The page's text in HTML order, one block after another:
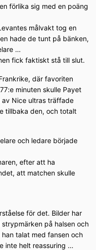
förlika sig med en poäng
målvakt tog en
hade de tunt på bänken,
…
fick faktiskt stå till slut.
där favoriten
minuten skulle Payet
av Nice ultras träffade
tillbaka den, och totalt
och ledare började
efter att ha
att matchen skulle
för det. Bilder har
på halsen och
talat med fansen och
inte helt reassuring …